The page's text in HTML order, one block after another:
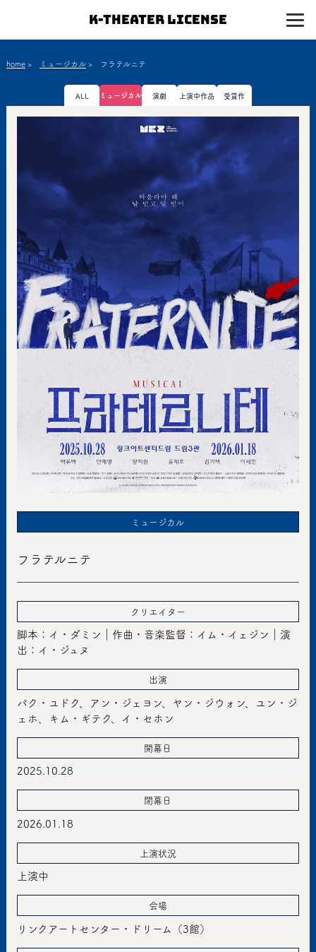
K-Theater License
home> ミュージカル> フラテルニテ
ALL ミュージカル 演劇 上演中作品 受賞作
ミュージカル
フラテルニテ
クリエイター
脚本：イ・ダミン｜作曲・音楽監督：イム・イェジン｜演
出：イ・ジュヌ
出演
パク・ユドク、アン・ジェヨン、ヤン・ジウォン、ユン・ジ
ェホ、キム・ギテク、イ・セホン
開幕日
2025.10.28
閉幕日
2026.01.18
上演状況
上演中
会場
リンクアートセンター・ドリーム（3館）